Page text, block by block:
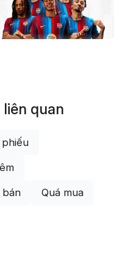
quan
phiếu
bán Quá mua